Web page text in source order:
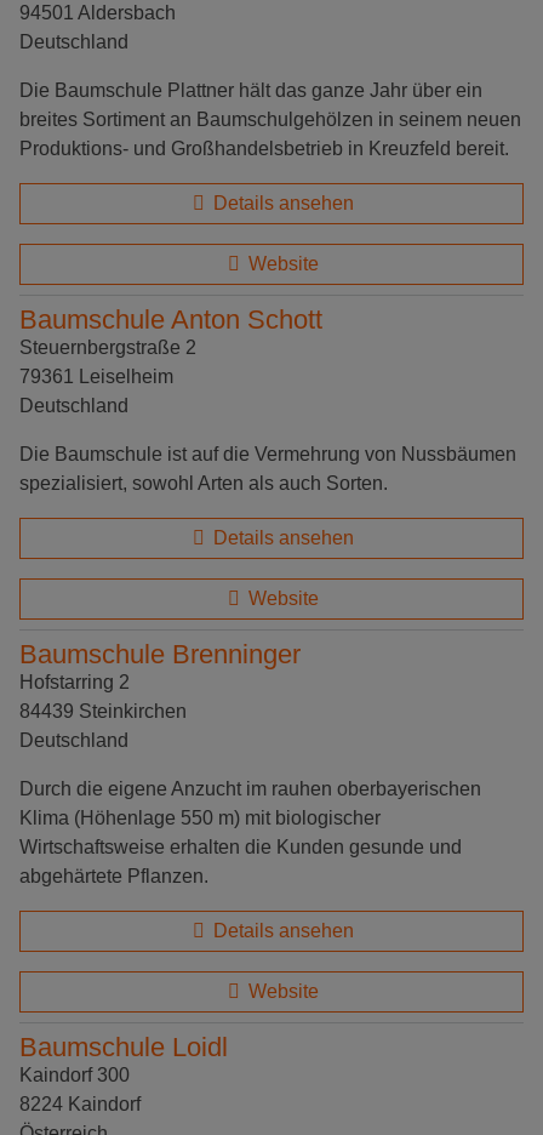
94501 Aldersbach
Deutschland
Die Baumschule Plattner hält das ganze Jahr über ein
breites Sortiment an Baumschulgehölzen in seinem neuen
Produktions- und Großhandelsbetrieb in Kreuzfeld bereit.
Details ansehen
Website
Baumschule Anton Schott
Steuernbergstraße 2
79361 Leiselheim
Deutschland
Die Baumschule ist auf die Vermehrung von Nussbäumen
spezialisiert, sowohl Arten als auch Sorten.
Details ansehen
Website
Baumschule Brenninger
Hofstarring 2
84439 Steinkirchen
Deutschland
Durch die eigene Anzucht im rauhen oberbayerischen
Klima (Höhenlage 550 m) mit biologischer
Wirtschaftsweise erhalten die Kunden gesunde und
abgehärtete Pflanzen.
Details ansehen
Website
Baumschule Loidl
Kaindorf 300
8224 Kaindorf